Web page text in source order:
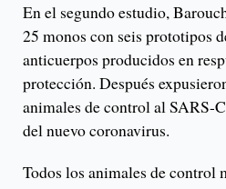
En el segundo estudio,
25 monos con seis prototipos
anticuerpos producidos en
protección. Después
animales de control al SARS-
del nuevo coronavirus.
Todos los animales de control